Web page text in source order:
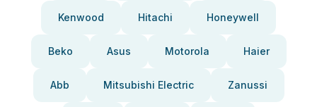
Kenwood Hitachi Honeywell
Beko Asus Motorola Haier
Abb Mitsubishi Electric Zanussi